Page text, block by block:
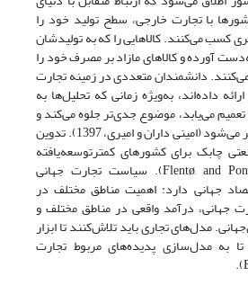
با تجارت خارجی، سطح تولید خود را
کسب می‌کنند. کالاهایی را که به تولیدشان
آورده و کالاهای مازاد بر مصرف خود را
دانشمندان متعددی در زمینه تجارت
داده‌اند، به‌ویژه زمانی که تحلیل‌ها به
می‌یابد، موضوع جدی‌تر جلوه می‌کند و
کنجکاوی در کنکاش بیشتر می‌شود (امینی داران و امیری، 1397). تدوین
چابک برای کشورهای کمترتوسعه‌یافته
ضروری است (Flentø, and Ponte, 2017). سیاست تجارت جهانی
جهانی دارد: اهمیت مناطق مختلف در
جهانی، درآمد واقعی در مناطق مختلف و
مدل‌های تجاری باید تلاش‌کنند تا ابزار
به مدل‌سازی پدیده‌های مربوط تجارت